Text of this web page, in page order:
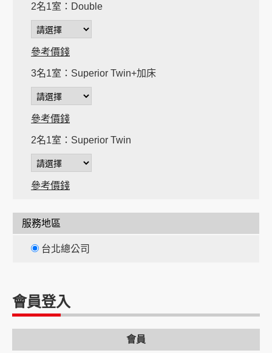
2名1室：Double
參考價錢
3名1室：Superior Twin+加床
參考價錢
2名1室：Superior Twin
參考價錢
服務地區
台北總公司
會員登入
會員